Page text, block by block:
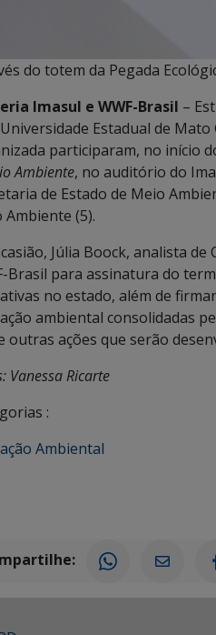
do totem da Pegada
Imasul e WWF-Brasil –
Estadual de
participaram, no início
Ambiente, no auditório do
de Estado de Meio
Ambiente (5).
Júlia Boock, analista
Brasil para assinatura do
no estado, além de
ambiental consolidadas
outras ações que serão
Vanessa Ricarte
:
Ambiental